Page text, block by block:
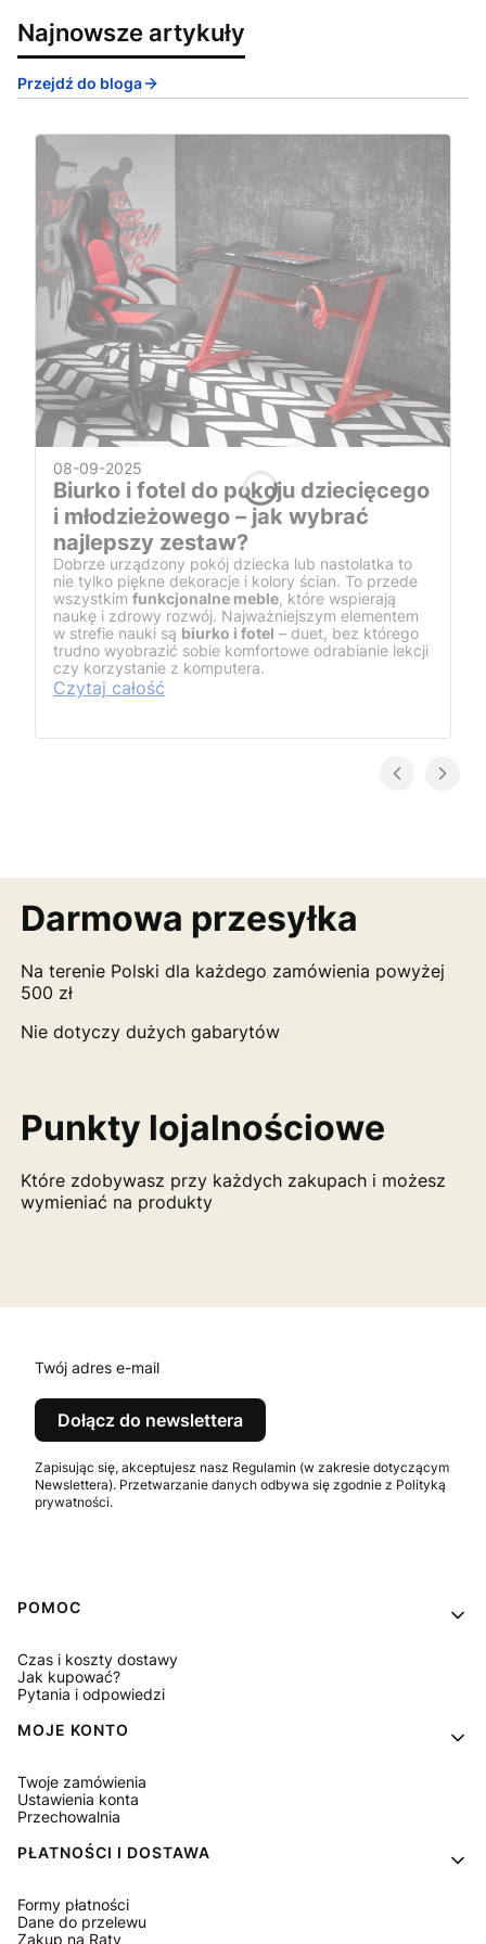
Najnowsze artykuły
Przejdź do bloga
08-09-2025
Biurko i fotel do pokoju dziecięcego
i młodzieżowego – jak wybrać
najlepszy zestaw?
Dobrze urządzony pokój dziecka lub nastolatka to
nie tylko piękne dekoracje i kolory ścian. To przede
wszystkim funkcjonalne meble, które wspierają
naukę i zdrowy rozwój. Najważniejszym elementem
w strefie nauki są biurko i fotel – duet, bez którego
trudno wyobrazić sobie komfortowe odrabianie lekcji
czy korzystanie z komputera.
Czytaj całość
Darmowa przesyłka
Na terenie Polski dla każdego zamówienia powyżej
500 zł
Nie dotyczy dużych gabarytów
Punkty lojalnościowe
Które zdobywasz przy każdych zakupach i możesz
wymieniać na produkty
Twój adres e-mail
Dołącz do newslettera
Zapisując się, akceptujesz nasz Regulamin (w zakresie dotyczącym
Newslettera). Przetwarzanie danych odbywa się zgodnie z Polityką
prywatności.
Linki w stopce
POMOC
Czas i koszty dostawy
Jak kupować?
Pytania i odpowiedzi
MOJE KONTO
Twoje zamówienia
Ustawienia konta
Przechowalnia
PŁATNOŚCI I DOSTAWA
Formy płatności
Dane do przelewu
Zakup na Raty